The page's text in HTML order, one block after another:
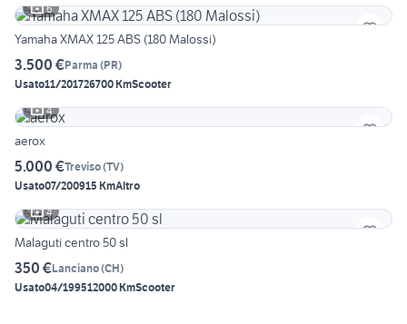
6
Yamaha XMAX 125 ABS (180 Malossi)
3.500 €Parma (PR)
Usato11/201726700 KmScooter
4
aerox
5.000 €Treviso(TV)
Usato07/200915 KmAltro
4
Malaguti centro 50 sl
350 €Lanciano(CH)
Usato04/199512000 KmScooter